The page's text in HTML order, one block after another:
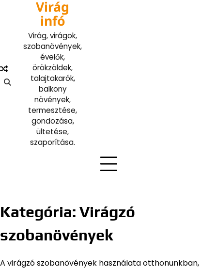
Virág
infó
Virág, virágok,
szobanövények,
évelők,
örökzöldek,
talajtakarók,
balkony
növények,
termesztése,
gondozása,
ültetése,
szaporítása.
Kategória: Virágzó
szobanövények
A virágzó szobanövények használata otthonunkban,